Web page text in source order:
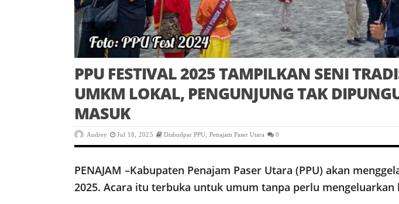
PPU FESTIVAL 2025 TAMPILKAN SENI
UMKM LOKAL, PENGUNJUNG TAK
MASUK
Audrey Jul 18, 2025 Disbudpar PPU Penajam Paser Utara 0
PENAJAM –Kabupaten Penajam Paser Utara (PPU) akan
2025. Acara itu terbuka untuk umum tanpa perlu mengeluarkan